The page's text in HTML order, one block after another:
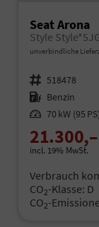
Seat Arona
Style
unverbindliche
Fahrzeugnr. 518478
Kraftstoff Benzin
Leistung 70 kW (95 PS)
incl. 19% MwSt.
Verbrauch
CO2-Klasse: D
CO2-